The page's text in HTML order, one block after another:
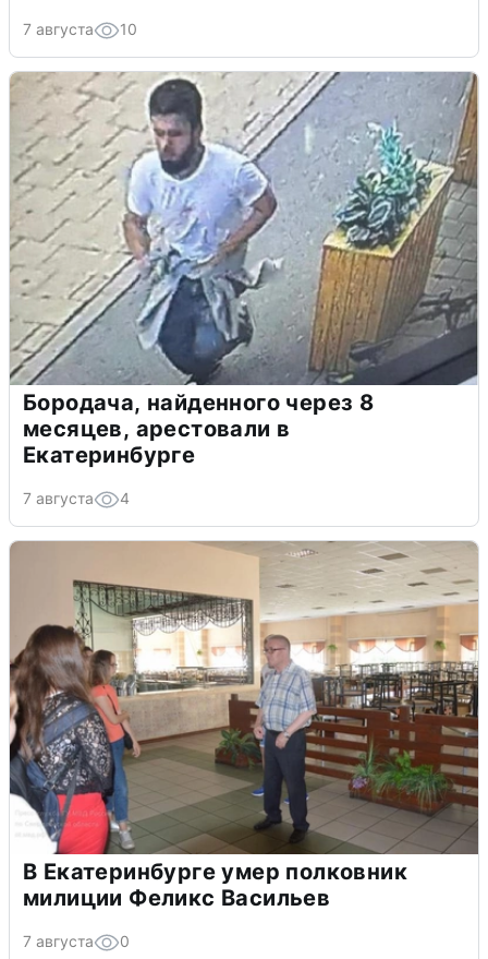
7 августа 10
Бородача, найденного через 8
месяцев, арестовали в
Екатеринбурге
7 августа 4
В Екатеринбурге умер полковник
милиции Феликс Васильев
7 августа 0